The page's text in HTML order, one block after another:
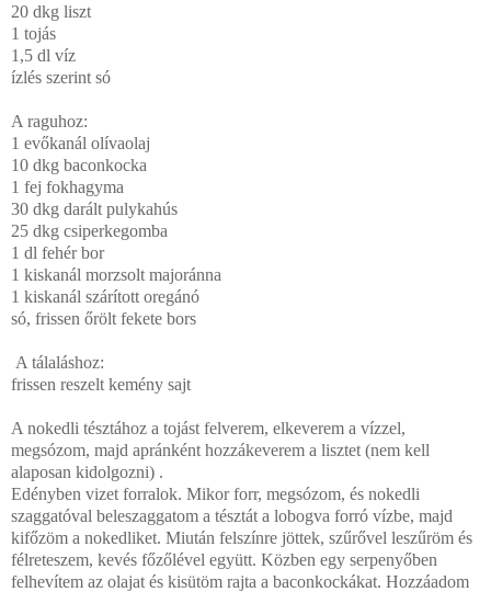
20 dkg liszt
1 tojás
1,5 dl víz
ízlés szerint só
A raguhoz:
1 evőkanál olívaolaj
10 dkg baconkocka
1 fej fokhagyma
30 dkg darált pulykahús
25 dkg csiperkegomba
1 dl fehér bor
1 kiskanál morzsolt majoránna
1 kiskanál szárított oregánó
só, frissen őrölt fekete bors
A tálaláshoz:
frissen reszelt kemény sajt
A nokedli tésztához a tojást felverem, elkeverem a vízzel,
megsózom, majd apránként hozzákeverem a lisztet (nem kell
alaposan kidolgozni) .
Edényben vizet forralok. Mikor forr, megsózom, és nokedli
szaggatóval beleszaggatom a tésztát a lobogva forró vízbe, majd
kifőzöm a nokedliket. Miután felszínre jöttek, szűrővel leszűröm és
félreteszem, kevés főzőlével együtt. Közben egy serpenyőben
felhevítem az olajat és kisütöm rajta a baconkockákat. Hozzáadom